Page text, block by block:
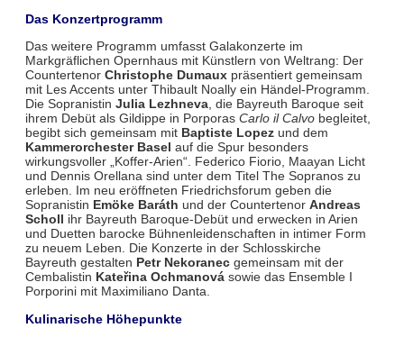
Das Konzertprogramm
Das weitere Programm umfasst Galakonzerte im
Markgräflichen Opernhaus mit Künstlern von Weltrang: Der
Countertenor Christophe Dumauxpräsentiert gemeinsam
mit Les Accents unter Thibault Noally ein Händel-Programm.
Die Sopranistin Julia Lezhneva, die Bayreuth Baroque seit
ihrem Debüt als Gildippe in Porporas Carlo il Calvobegleitet,
begibt sich gemeinsam mit Baptiste Lopezund dem
Kammerorchester Basel auf die Spur besonders
wirkungsvoller „Koffer-Arien“. Federico Fiorio, Maayan Licht
und Dennis Orellana sind unter dem Titel The Sopranos zu
erleben. Im neu eröffneten Friedrichsforum geben die
Sopranistin Emöke Baráth und der Countertenor Andreas
Scholl ihr Bayreuth Baroque-Debüt und erwecken in Arien
und Duetten barocke Bühnenleidenschaften in intimer Form
zu neuem Leben. Die Konzerte in der Schlosskirche
Bayreuth gestalten Petr Nekoranecgemeinsam mit der
Cembalistin Kateřina Ochmanovásowie das Ensemble I
Porporini mit Maximiliano Danta.
Kulinarische Höhepunkte